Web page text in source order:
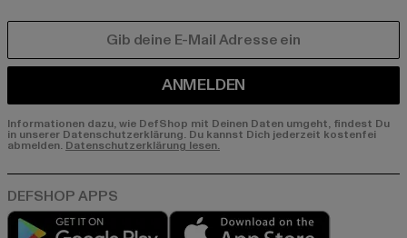
ANMELDEN
Informationen dazu, wie DefShop mit Deinen Daten umgeht, findest Du
in unserer Datenschutzerklärung. Du kannst Dich jederzeit kostenfei
abmelden. Datenschutzerklärung lesen.
Play market